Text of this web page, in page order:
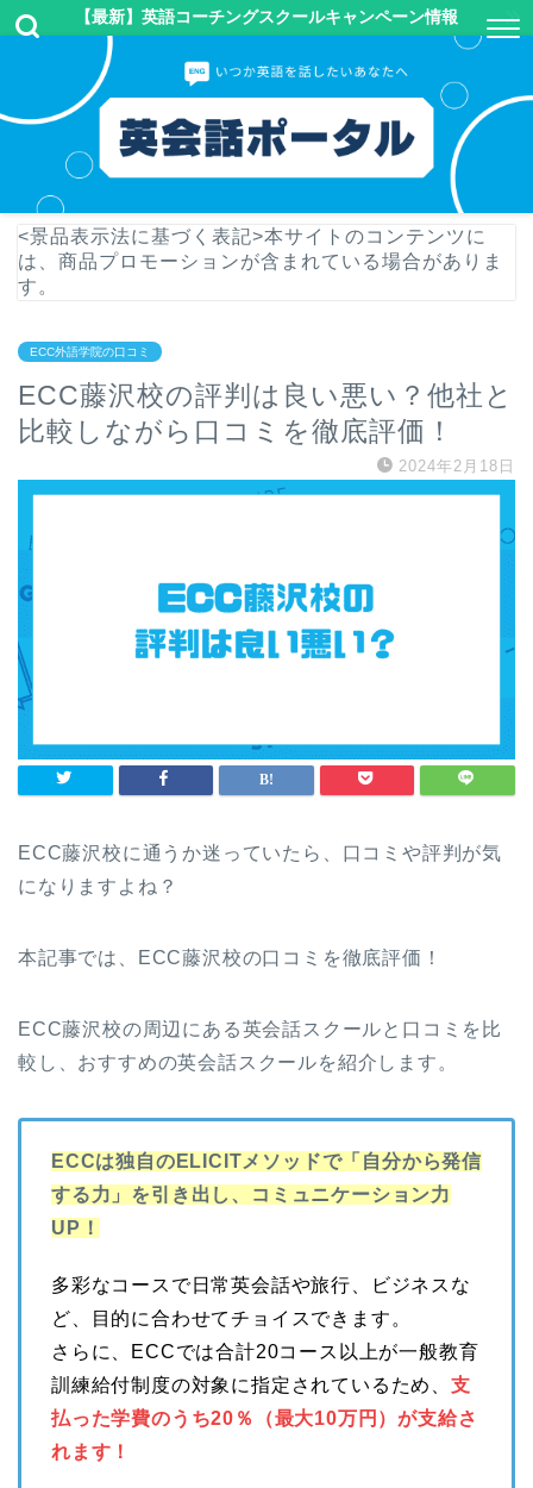
【最新】英語コーチングスクールキャンペーン情報
<景品表示法に基づく表記>本サイトのコンテンツに
は、商品プロモーションが含まれている場合がありま
す。
ECC外語学院の口コミ
ECC藤沢校の評判は良い悪い？他社と
比較しながら口コミを徹底評価！
2024年2月18日
ECC藤沢校に通うか迷っていたら、口コミや評判が気
になりますよね？
本記事では、ECC藤沢校の口コミを徹底評価！
ECC藤沢校の周辺にある英会話スクールと口コミを比
較し、おすすめの英会話スクールを紹介します。
ECCは独自のELICITメソッドで「自分から発信
する力」を引き出し、コミュニケーション力
UP！
多彩なコースで日常英会話や旅行、ビジネスな
ど、目的に合わせてチョイスできます。
さらに、ECCでは合計20コース以上が一般教育
訓練給付制度の対象に指定されているため、 支
払った学費のうち20％（最大10万円）が支給さ
れます！